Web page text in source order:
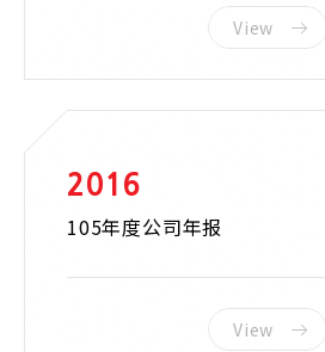
View
2016
105年度公司年报
View